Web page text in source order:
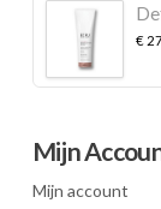
€
Mijn
Mijn account